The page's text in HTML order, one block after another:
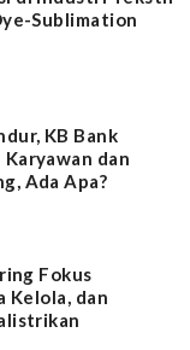
Sublimation
KB Bank
dan
Ada Apa?
Fokus
Kelola, dan